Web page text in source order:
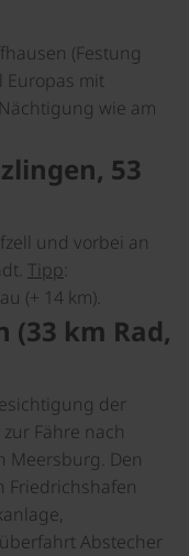
(Festung
Europas mit
wie am
53
und vorbei an
Tipp:
(+ 14 km).
(33 km Rad,
der
Fähre nach
Meersburg. Den
Friedrichshafen
Abstecher